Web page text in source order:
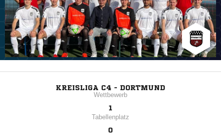
KREISLIGA C4 - DORTMUND
Wettbewerb
1
Tabellenplatz
0